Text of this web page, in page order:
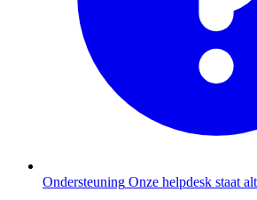
Ondersteuning Onze helpdesk staat